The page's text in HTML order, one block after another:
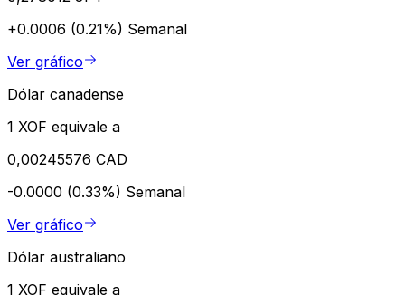
+0.0006 (0.21%) Semanal
Ver gráfico
Dólar canadense
1 XOF equivale a
0,00245576 CAD
-0.0000 (0.33%) Semanal
Ver gráfico
Dólar australiano
1 XOF equivale a